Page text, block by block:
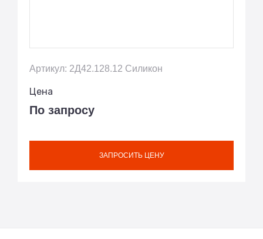
Артикул: 2Д42.128.12 Силикон
Цена
По запросу
ЗАПРОСИТЬ ЦЕНУ